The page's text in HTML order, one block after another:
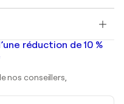
réduction de 10 %
nos conseillers,